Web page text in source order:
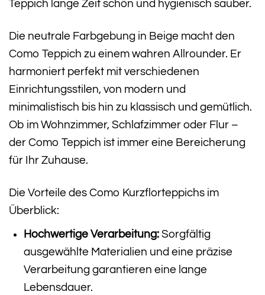
Teppich lange Zeit schön und hygienisch sauber.
Die neutrale Farbgebung in Beige macht den
Como Teppich zu einem wahren Allrounder. Er
harmoniert perfekt mit verschiedenen
Einrichtungsstilen, von modern und
minimalistisch bis hin zu klassisch und gemütlich.
Ob im Wohnzimmer, Schlafzimmer oder Flur –
der Como Teppich ist immer eine Bereicherung
für Ihr Zuhause.
Die Vorteile des Como Kurzflorteppichs im
Überblick:
Hochwertige Verarbeitung:Sorgfältig
ausgewählte Materialien und eine präzise
Verarbeitung garantieren eine lange
Lebensdauer.